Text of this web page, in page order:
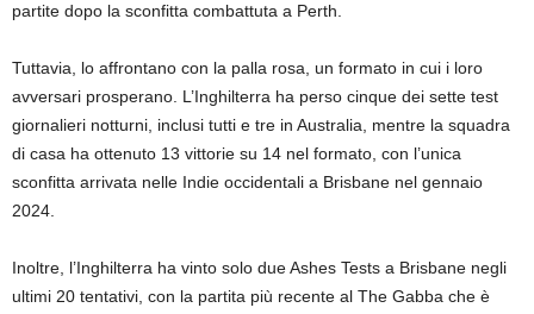
partite dopo la sconfitta combattuta a Perth.
Tuttavia, lo affrontano con la palla rosa, un formato in cui i loro
avversari prosperano. L’Inghilterra ha perso cinque dei sette test
giornalieri notturni, inclusi tutti e tre in Australia, mentre la squadra
di casa ha ottenuto 13 vittorie su 14 nel formato, con l’unica
sconfitta arrivata nelle Indie occidentali a Brisbane nel gennaio
2024.
Inoltre, l’Inghilterra ha vinto solo due Ashes Tests a Brisbane negli
ultimi 20 tentativi, con la partita più recente al The Gabba che è